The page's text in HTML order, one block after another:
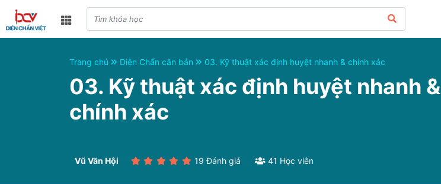
Trang chủ Diện Chẩn căn bản 03. Kỹ thuật xác định huyệt nhanh & chính xác
03. Kỹ thuật xác định huyệt nhanh &
chính xác
Vũ Văn Hội 19 Đánh giá 41 Học viên